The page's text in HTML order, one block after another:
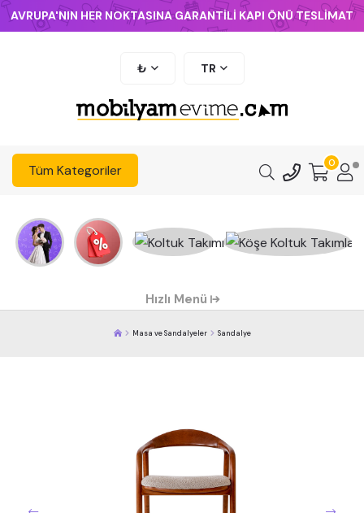
AVRUPA'NIN HER NOKTASINA GARANTİLİ KAPI ÖNÜ TESLİMAT
₺ TR
Tüm Kategoriler 0
Hızlı Menü
Masa ve Sandalyeler Sandalye